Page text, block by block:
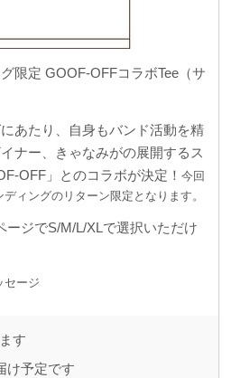
限定 GOOF-OFFコラボTee（サ
あたり、自身もバンド活動を精
ナー、きゃなみがの展開するス
OFF」とのコラボが決定！ 今回
ィングのリターン限定となります。
ジでS/M/L/XLで選択いただけ
セージ
す
け予定です